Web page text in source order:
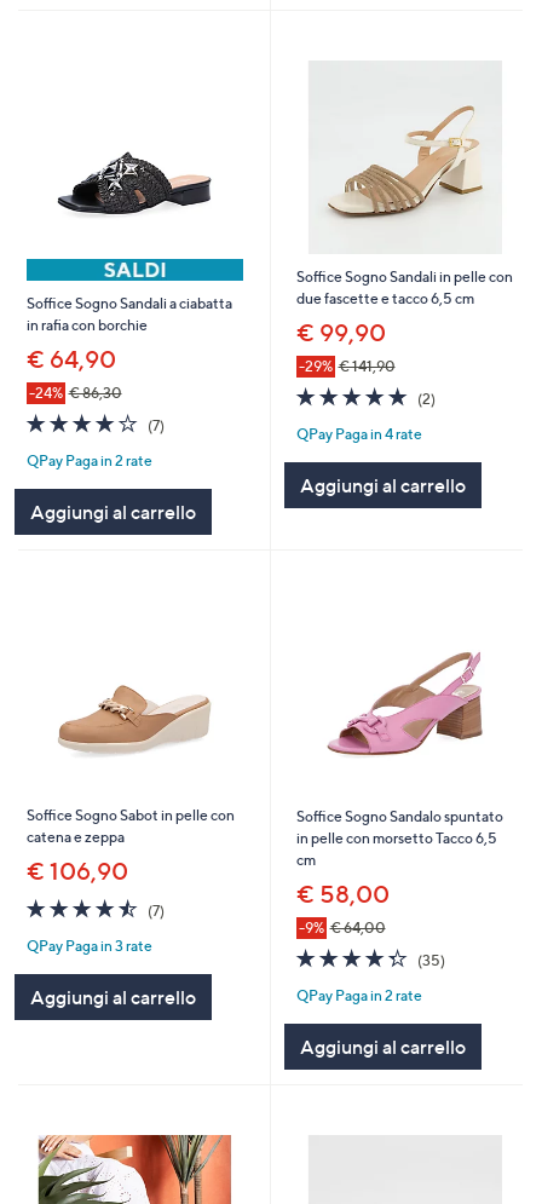
Soffice Sogno Sandali a ciabatta
in rafia con borchie
€ 64,90
-24% € 86,30
4.0
of
5
(7)7
QPay Paga in 2 rate
Aggiungi al carrello
Soffice Sogno Sandali in pelle con
due fascette e tacco 6,5 cm
€ 99,90
-29% € 141,90
5.0
of
5
(2)
QPay Paga in 4 rate
Aggiungi al carrello
Soffice Sogno Sabot in pelle con
catena e zeppa
€ 106,90
4.4
of
5
(7)7
QPay Paga in 3 rate
Aggiungi al carrello
Soffice Sogno Sandalo spuntato
in pelle con morsetto Tacco 6,5
cm
€ 58,00
-9% € 64,00
4.3
of
5
(35)35
QPay Paga in 2 rate
Aggiungi al carrello